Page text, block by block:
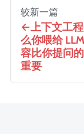
较新一篇
上下文工
么你喂给
容比你提问
重要